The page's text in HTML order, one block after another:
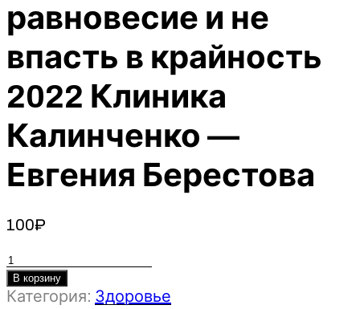
равновесие и не
впасть в крайность
2022 Клиника
Калинченко —
Евгения Берестова
100₽
Количество
товара
Дефицит
В корзину
Категория: Здоровье